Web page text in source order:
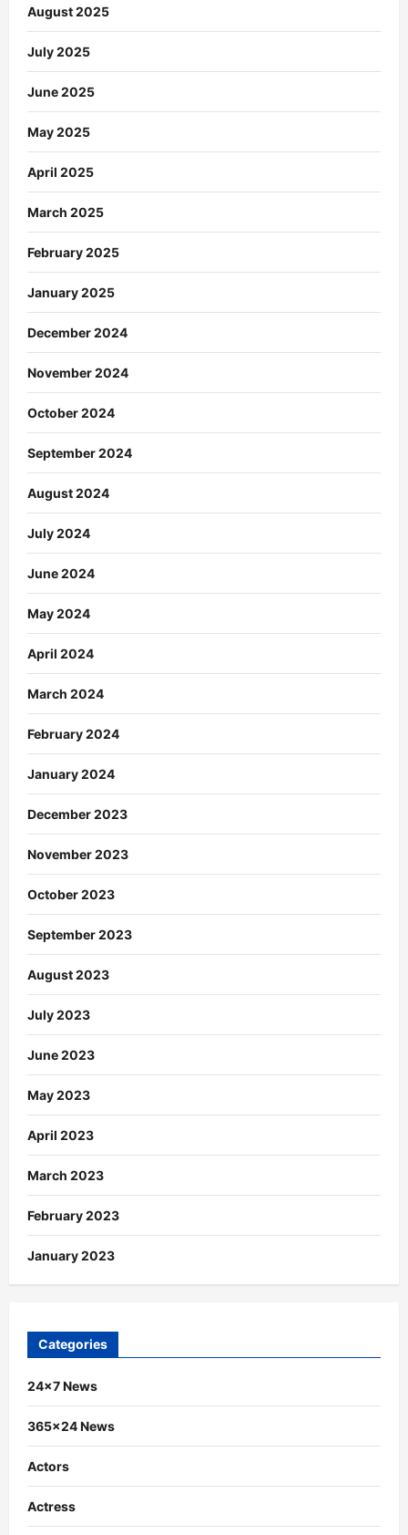
August 2025
July 2025
June 2025
May 2025
April 2025
March 2025
February 2025
January 2025
December 2024
November 2024
October 2024
September 2024
August 2024
July 2024
June 2024
May 2024
April 2024
March 2024
February 2024
January 2024
December 2023
November 2023
October 2023
September 2023
August 2023
July 2023
June 2023
May 2023
April 2023
March 2023
February 2023
January 2023
Categories
24×7 News
365×24 News
Actors
Actress